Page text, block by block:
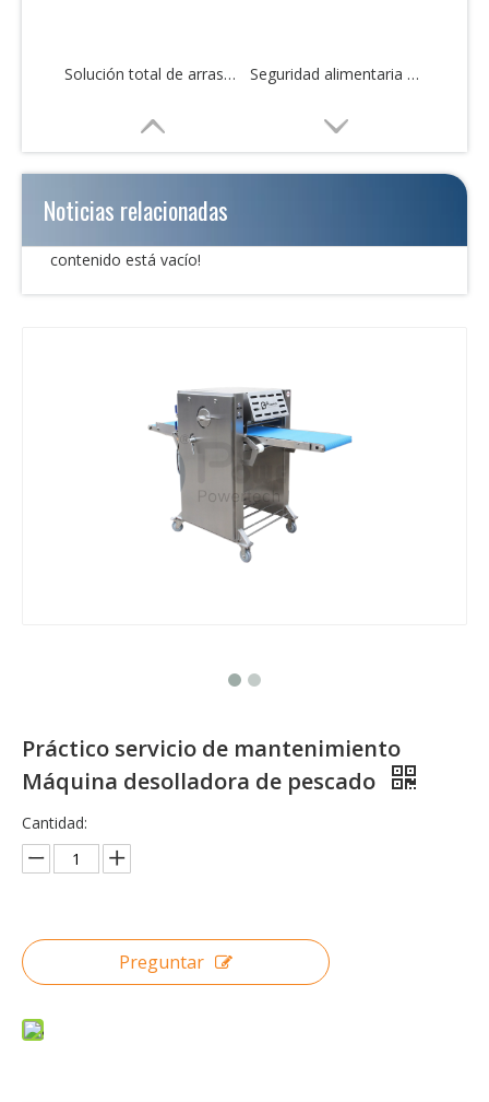
Solución total de arrastre de pesca industrial de grado alimenticio
Noticias relacionadas
contenido está vacío!
Práctico servicio de mantenimiento
Máquina desolladora de pescado
Cantidad:
Preguntar